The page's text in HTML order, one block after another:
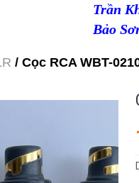
Trần
Bảo
/ Cọc RCA WBT-